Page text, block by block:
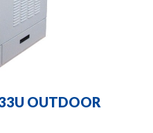
OUTDOOR